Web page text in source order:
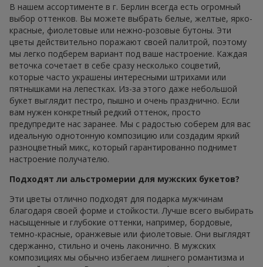
В нашем ассортименте в г. Берлин всегда есть огромный
выбор оттенков. Вы можете выбрать белые, желтые, ярко-
красные, фиолетовые или нежно-розовые бутоны. Эти
цветы действительно поражают своей палитрой, поэтому
мы легко подберем вариант под ваше настроение. Каждая
веточка сочетает в себе сразу несколько соцветий,
которые часто украшены интересными штрихами или
пятнышками на лепестках. Из-за этого даже небольшой
букет выглядит пестро, пышно и очень празднично. Если
вам нужен конкретный редкий оттенок, просто
предупредите нас заранее. Мы с радостью соберем для вас
идеальную однотонную композицию или создадим яркий
разноцветный микс, который гарантированно поднимет
настроение получателю.
Подходят ли альстромерии для мужских букетов?
Эти цветы отлично подходят для подарка мужчинам
благодаря своей форме и стойкости. Лучше всего выбирать
насыщенные и глубокие оттенки, например, бордовые,
темно-красные, оранжевые или фиолетовые. Они выглядят
сдержанно, стильно и очень лаконично. В мужских
композициях мы обычно избегаем лишнего романтизма и